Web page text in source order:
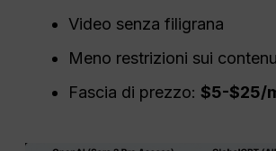
Video senza filigrana
Meno restrizioni sui
Fascia di prezzo:$5-$25/